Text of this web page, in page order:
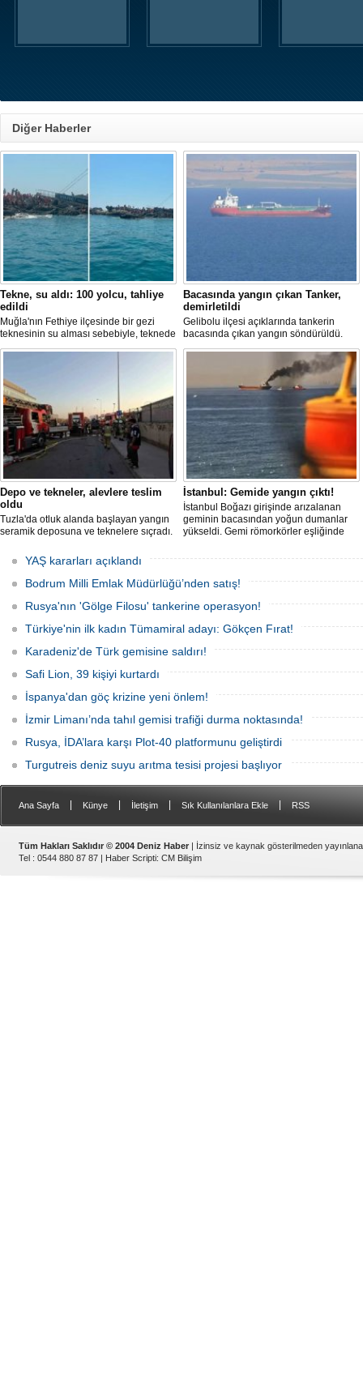
Diğer Haberler
Tekne, su aldı: 100 yolcu, tahliye
edildi
Muğla'nın Fethiye ilçesinde bir gezi
teknesinin su alması sebebiyle, teknede
bulunan 100 yolcu tahliye edildi,
Bacasında yangın çıkan Tanker,
demirletildi
Gelibolu ilçesi açıklarında tankerin
bacasında çıkan yangın söndürüldü.
Tanker, ardından Şevketiye Demir
Depo ve tekneler, alevlere teslim
oldu
Tuzla'da otluk alanda başlayan yangın
seramik deposuna ve teknelere sıçradı.
alevleri kontrol altına aldı.
İstanbul: Gemide yangın çıktı!
İstanbul Boğazı girişinde arızalanan
geminin bacasından yoğun dumanlar
yükseldi. Gemi römorkörler eşliğinde
YAŞ kararları açıklandı
Bodrum Milli Emlak Müdürlüğü’nden satış!
Rusya'nın 'Gölge Filosu' tankerine operasyon!
Türkiye'nin ilk kadın Tümamiral adayı: Gökçen Fırat!
Karadeniz'de Türk gemisine saldırı!
Safi Lion, 39 kişiyi kurtardı
İspanya'dan göç krizine yeni önlem!
İzmir Limanı’nda tahıl gemisi trafiği durma noktasında!
Rusya, İDA’lara karşı Plot-40 platformunu geliştirdi
Turgutreis deniz suyu arıtma tesisi projesi başlıyor
Ana Sayfa Künye İletişim Sık Kullanılanlara Ekle RSS
Tüm Hakları Saklıdır © 2004 Deniz Haber | İzinsiz ve kaynak gösterilmeden
Tel : 0544 880 87 87 | Haber Scripti: CM Bilişim